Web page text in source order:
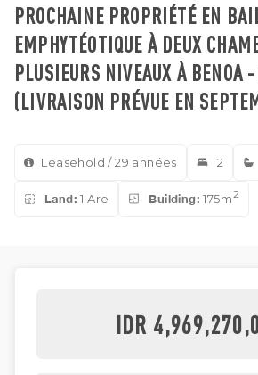
PROCHAINE PROPRIÉTÉ EN
EMPHYTÉOTIQUE À DEUX
PLUSIEURS NIVEAUX À BENOA
(LIVRAISON PRÉVUE EN
Leasehold / 29 années 2
Land: 1 Are Building: 175m2
IDR